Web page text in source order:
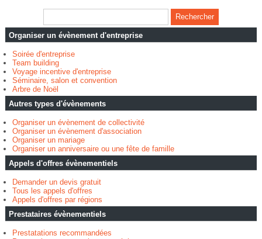
Organiser un évènement d'entreprise
Soirée d'entreprise
Team building
Voyage incentive d'entreprise
Séminaire, salon et convention
Arbre de Noël
Autres types d'évènements
Organiser un évènement de collectivité
Organiser un évènement d'association
Organiser un mariage
Organiser un anniversaire ou une fête de famille
Appels d'offres évènementiels
Demander un devis gratuit
Tous les appels d'offres
Appels d'offres par régions
Prestataires évènementiels
Prestatations recommandées